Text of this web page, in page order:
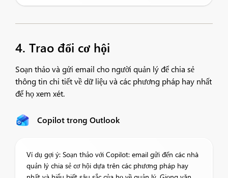
4. Trao đổi cơ hội
Soạn thảo và gửi email cho người quản lý để chia sẻ
thông tin chi tiết về dữ liệu và các phương pháp hay nhất
để họ xem xét.
Copilot trong Outlook
Ví dụ gợi ý: Soạn thảo với Copilot: email gửi đến các nhà
quản lý chia sẻ cơ hội dựa trên các phương pháp hay